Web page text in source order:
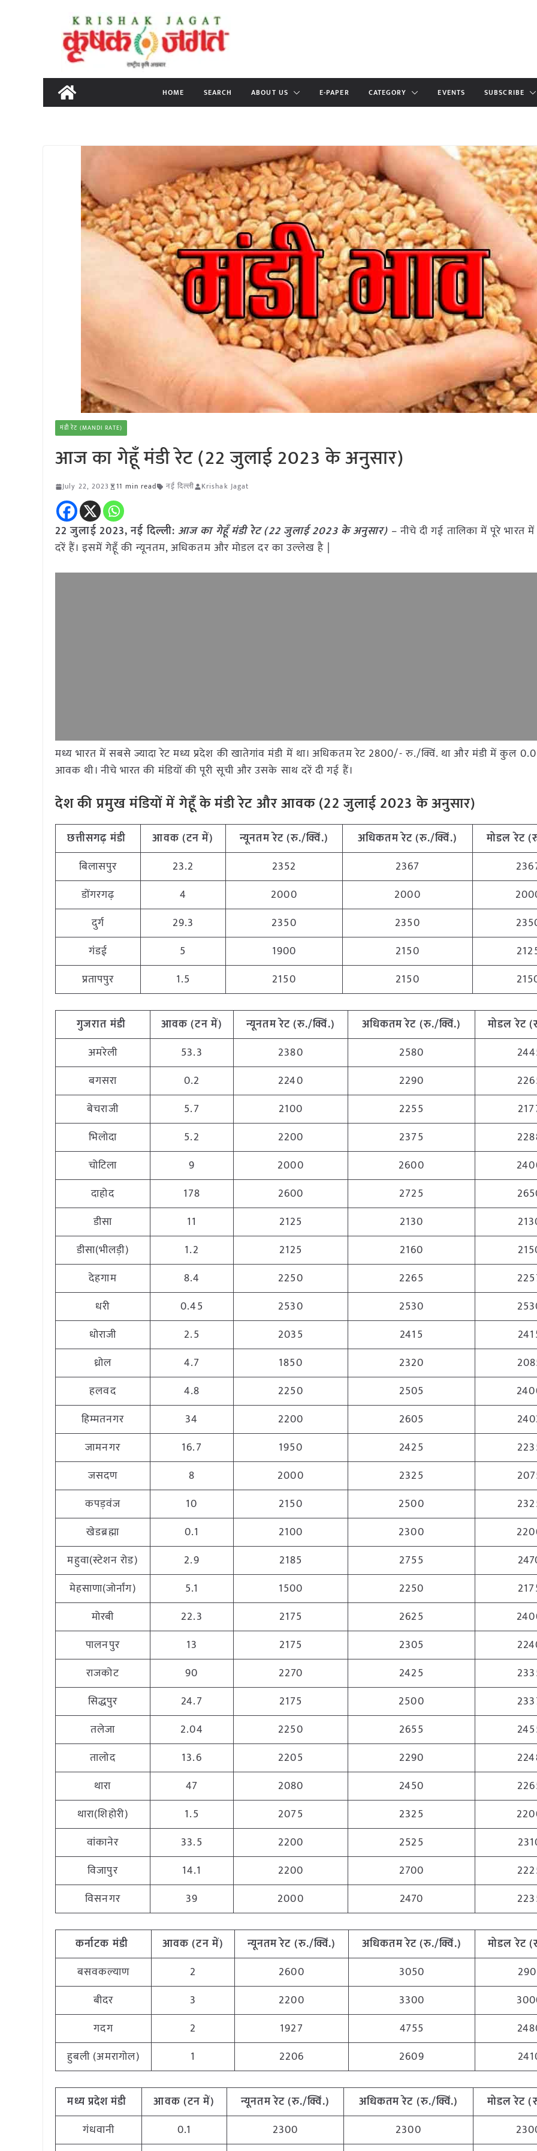
content
HOME SEARCH ABOUT US E-PAPER CATEGORY EVENTS SUBSCRIBE
मंडी रेट (MANDI RATE)
आज का गेहूँ मंडी रेट (22 जुलाई 2023 के अनुसार)
July 22, 2023 11 min read नई दिल्ली Krishak Jagat
22 जुलाई2023, नई दिल्ली: आज का गेहूँ मंडी रेट (22 जुलाई 2023 के अनुसार) – नीचे दी गई तालिका में पूरे भारत
दरें हैं। इसमें गेहूँ की न्यूनतम, अधिकतम और मोडल दर का उल्लेख है |
मध्य भारत में सबसे ज्यादा रेट मध्य प्रदेश की खातेगांव मंडी में था। अधिकतम रेट 2800/- रु./क्विं. था और मंडी में कुल
आवक थी। नीचे भारत की मंडियों की पूरी सूची और उसके साथ दरें दी गई हैं।
देश की प्रमुख मंडियों में गेहूँ के मंडी रेट और आवक (22 जुलाई 2023 के अनुसार)
छत्तीसगढ़मंडी आवक (टन में) न्यूनतमरेट (रु./क्विं.) अधिकतमरेट (रु./क्विं.) मोडल रेट(
बिलासपुर
23.2 2352 2367
डोंगरगढ़
4 2000 2000
दुर्ग
29.3 2350 2350
गंडई
5 1900 2150
प्रतापपुर
1.5 2150 2150
गुजरातमंडी आवक (टनमें) न्यूनतमरेट (रु./क्विं.) अधिकतमरेट (रु./क्विं.) मोडल रेट(
अमरेली
53.3 2380 2580
बगसरा
0.2 2240 2290
बेचराजी
5.7 2100 2255
भिलोदा
5.2 2200 2375
चोटिला
9 2000 2600
दाहोद
178 2600 2725
डीसा
11 2125 2130
डीसा(भीलड़ी)
1.2 2125 2160
देहगाम
8.4 2250 2265
धरी
0.45 2530 2530
धोराजी
2.5 2035 2415
ध्रोल
4.7 1850 2320
हलवद
4.8 2250 2505
हिम्मतनगर
34 2200 2605
जामनगर
16.7 1950 2425
जसदण
8 2000 2325
कपड़वंज
10 2150 2500
खेडब्रह्मा
0.1 2100 2300
महुवा(स्टेशन रोड)
2.9 2185 2755
मेहसाणा(जोर्नांग)
5.1 1500 2250
मोरबी
22.3 2175 2625
पालनपुर
13 2175 2305
राजकोट
90 2270 2425
सिद्धपुर
24.7 2175 2500
तलेजा
2.04 2250 2655
तालोद
13.6 2205 2290
थारा
47 2080 2450
थारा(शिहोरी)
1.5 2075 2325
वांकानेर
33.5 2200 2525
विजापुर
14.1 2200 2700
विसनगर
39 2000 2470
कर्नाटकमंडी आवक (टनमें) न्यूनतमरेट (रु./क्विं.) अधिकतमरेट (रु./क्विं.) मोडल रेट(
बसवकल्याण
2 2600 3050
बीदर
3 2200 3300
गदग
2 1927 4755
हुबली (अमरागोल)
1 2206 2609
मध्यप्रदेश मंडी आवक (टन में) न्यूनतमरेट (रु./क्विं.) अधिकतमरेट (रु./क्विं.) मोडल रेट(
गंधवानी
0.1 2300 2300